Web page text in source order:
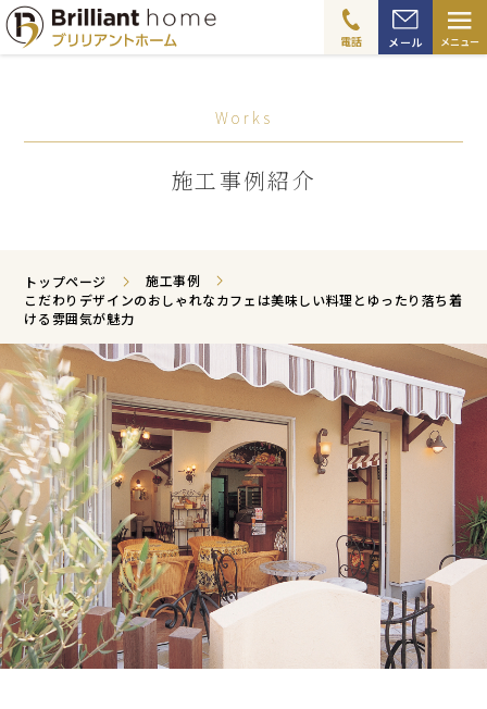
電話 メール ≡
メニュー
Works
施工事例紹介
トップページ
施工事例
こだわりデザインのおしゃれなカフェは美味しい料理とゆったり落ち着
ける雰囲気が魅力